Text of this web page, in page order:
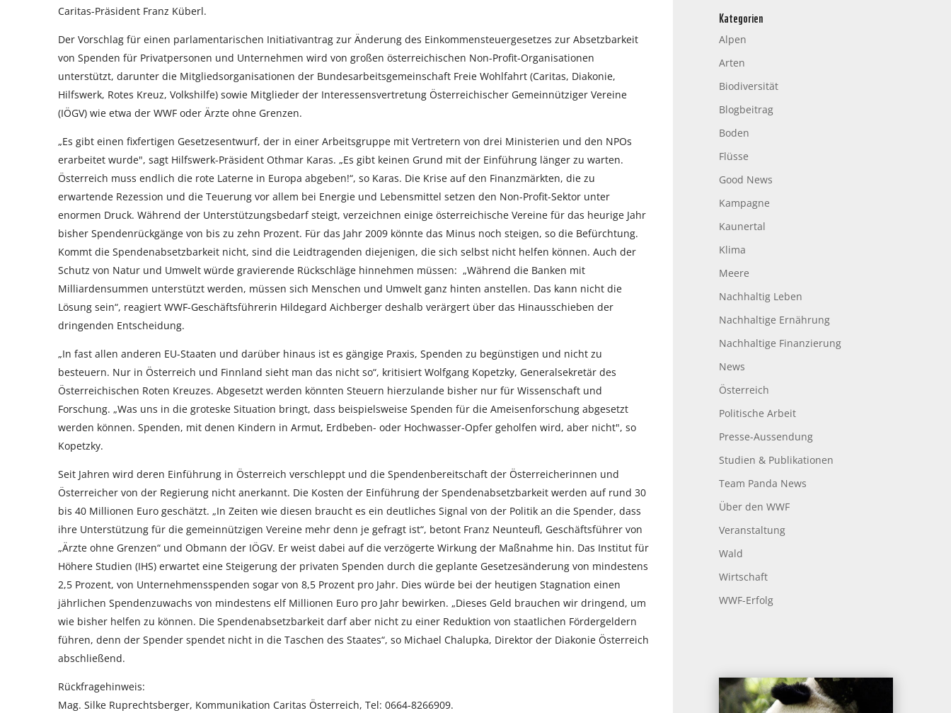
Caritas-Präsident Franz Küberl.
Der Vorschlag für einen parlamentarischen Initiativantrag zur Änderung des Einkommensteuergesetzes zur Absetzbarkeit
von Spenden für Privatpersonen und Unternehmen wird von großen österreichischen Non-Profit-Organisationen
unterstützt, darunter die Mitgliedsorganisationen der Bundesarbeitsgemeinschaft Freie Wohlfahrt (Caritas, Diakonie,
Hilfswerk, Rotes Kreuz, Volkshilfe) sowie Mitglieder der Interessensvertretung Österreichischer Gemeinnütziger Vereine
(IÖGV) wie etwa der WWF oder Ärzte ohne Grenzen.
„Es gibt einen fixfertigen Gesetzesentwurf, der in einer Arbeitsgruppe mit Vertretern von drei Ministerien und den NPOs
erarbeitet wurde", sagt Hilfswerk-Präsident Othmar Karas. „Es gibt keinen Grund mit der Einführung länger zu warten.
Österreich muss endlich die rote Laterne in Europa abgeben!“, so Karas. Die Krise auf den Finanzmärkten, die zu
erwartende Rezession und die Teuerung vor allem bei Energie und Lebensmittel setzen den Non-Profit-Sektor unter
enormen Druck. Während der Unterstützungsbedarf steigt, verzeichnen einige österreichische Vereine für das heurige Jahr
bisher Spendenrückgänge von bis zu zehn Prozent. Für das Jahr 2009 könnte das Minus noch steigen, so die Befürchtung.
Kommt die Spendenabsetzbarkeit nicht, sind die Leidtragenden diejenigen, die sich selbst nicht helfen können. Auch der
Schutz von Natur und Umwelt würde gravierende Rückschläge hinnehmen müssen: „Während die Banken mit
Milliardensummen unterstützt werden, müssen sich Menschen und Umwelt ganz hinten anstellen. Das kann nicht die
Lösung sein“, reagiert WWF-Geschäftsführerin Hildegard Aichberger deshalb verärgert über das Hinausschieben der
dringenden Entscheidung.
„In fast allen anderen EU-Staaten und darüber hinaus ist es gängige Praxis, Spenden zu begünstigen und nicht zu
besteuern. Nur in Österreich und Finnland sieht man das nicht so“, kritisiert Wolfgang Kopetzky, Generalsekretär des
Österreichischen Roten Kreuzes. Abgesetzt werden könnten Steuern hierzulande bisher nur für Wissenschaft und
Forschung. „Was uns in die groteske Situation bringt, dass beispielsweise Spenden für die Ameisenforschung abgesetzt
werden können. Spenden, mit denen Kindern in Armut, Erdbeben- oder Hochwasser-Opfer geholfen wird, aber nicht", so
Kopetzky.
Seit Jahren wird deren Einführung in Österreich verschleppt und die Spendenbereitschaft der Österreicherinnen und
Österreicher von der Regierung nicht anerkannt. Die Kosten der Einführung der Spendenabsetzbarkeit werden auf rund 30
bis 40 Millionen Euro geschätzt. „In Zeiten wie diesen braucht es ein deutliches Signal von der Politik an die Spender, dass
ihre Unterstützung für die gemeinnützigen Vereine mehr denn je gefragt ist“, betont Franz Neunteufl, Geschäftsführer von
„Ärzte ohne Grenzen“ und Obmann der IÖGV. Er weist dabei auf die verzögerte Wirkung der Maßnahme hin. Das Institut für
Höhere Studien (IHS) erwartet eine Steigerung der privaten Spenden durch die geplante Gesetzesänderung von mindestens
2,5 Prozent, von Unternehmensspenden sogar von 8,5 Prozent pro Jahr. Dies würde bei der heutigen Stagnation einen
jährlichen Spendenzuwachs von mindestens elf Millionen Euro pro Jahr bewirken. „Dieses Geld brauchen wir dringend, um
wie bisher helfen zu können. Die Spendenabsetzbarkeit darf aber nicht zu einer Reduktion von staatlichen Fördergeldern
führen, denn der Spender spendet nicht in die Taschen des Staates“, so Michael Chalupka, Direktor der Diakonie Österreich
abschließend.
Rückfragehinweis:
Mag. Silke Ruprechtsberger, Kommunikation Caritas Österreich, Tel: 0664-8266909.
Kategorien
Alpen
Arten
Biodiversität
Blogbeitrag
Boden
Flüsse
Good News
Kampagne
Kaunertal
Klima
Meere
Nachhaltig Leben
Nachhaltige Ernährung
Nachhaltige Finanzierung
News
Österreich
Politische Arbeit
Presse-Aussendung
Studien & Publikationen
Team Panda News
Über den WWF
Veranstaltung
Wald
Wirtschaft
WWF-Erfolg